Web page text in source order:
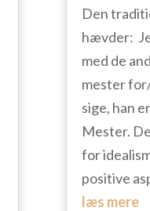
Den
hævder:
med de
mester
sige, han
Mester.
for
positive
læs mere